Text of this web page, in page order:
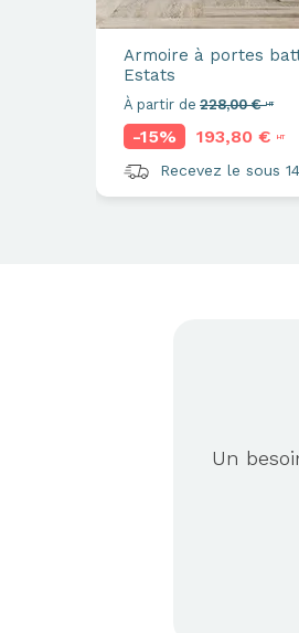
Armoire à portes
Estats
À partir de 228,00 €HT
-15% 193,80 € HT
Recevez le sous
Un